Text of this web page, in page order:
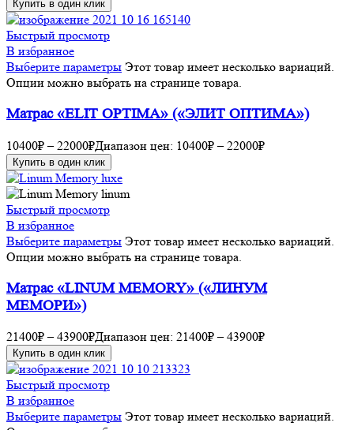
Купить в один клик
Быстрый просмотр
В избранное
Выберите параметры Этот товар имеет несколько вариаций.
Опции можно выбрать на странице товара.
Матрас «ELIT OPTIMA» («ЭЛИТ ОПТИМА»)
10400₽ – 22000₽Диапазон цен: 10400₽ – 22000₽
Купить в один клик
Быстрый просмотр
В избранное
Выберите параметры Этот товар имеет несколько вариаций.
Опции можно выбрать на странице товара.
Матрас «LINUM MEMORY» («ЛИНУМ
МЕМОРИ»)
21400₽ – 43900₽Диапазон цен: 21400₽ – 43900₽
Купить в один клик
Быстрый просмотр
В избранное
Выберите параметры Этот товар имеет несколько вариаций.